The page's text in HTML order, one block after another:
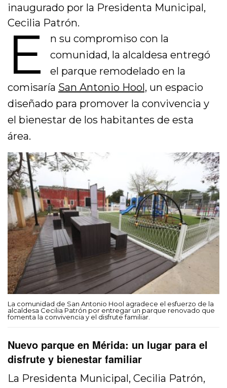
inaugurado por la Presidenta Municipal,
Cecilia Patrón.
E
n su compromiso con la
comunidad, la alcaldesa entregó
el parque remodelado en la
comisaría San Antonio Hool, un espacio
diseñado para promover la convivencia y
el bienestar de los habitantes de esta
área.
La comunidad de San Antonio Hool agradece el esfuerzo de la
alcaldesa Cecilia Patrón por entregar un parque renovado que
fomenta la convivencia y el disfrute familiar.
Nuevo parque en Mérida: un lugar para el
disfrute y bienestar familiar
La Presidenta Municipal, Cecilia Patrón,